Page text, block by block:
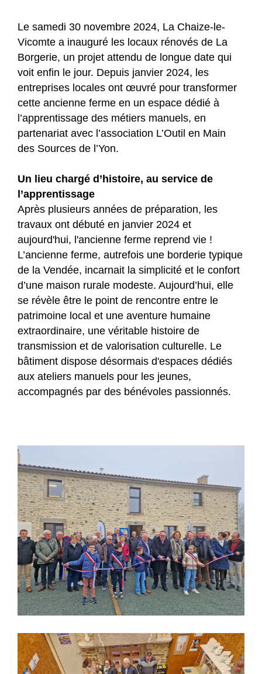
Le samedi 30 novembre 2024, La Chaize-le-
Vicomte a inauguré les locaux rénovés de La
Borgerie, un projet attendu de longue date qui
voit enfin le jour. Depuis janvier 2024, les
entreprises locales ont œuvré pour transformer
cette ancienne ferme en un espace dédié à
l’apprentissage des métiers manuels, en
partenariat avec l’association L’Outil en Main
des Sources de l’Yon.
Un lieu chargé d’histoire, au service de
l’apprentissage
Après plusieurs années de préparation, les
travaux ont débuté en janvier 2024 et
aujourd'hui, l'ancienne ferme reprend vie !
L’ancienne ferme, autrefois une borderie typique
de la Vendée, incarnait la simplicité et le confort
d’une maison rurale modeste. Aujourd’hui, elle
se révèle être le point de rencontre entre le
patrimoine local et une aventure humaine
extraordinaire, une véritable histoire de
transmission et de valorisation culturelle. Le
bâtiment dispose désormais d'espaces dédiés
aux ateliers manuels pour les jeunes,
accompagnés par des bénévoles passionnés.